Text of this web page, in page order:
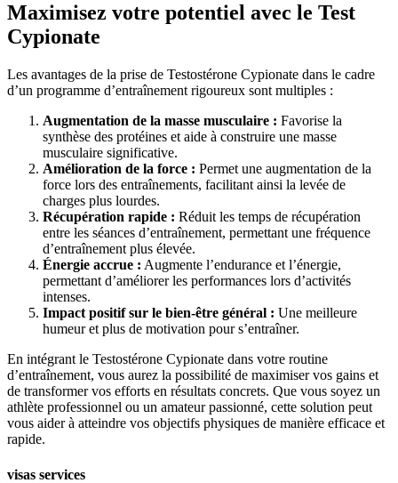
Maximisez votre potentiel avec le Test
Cypionate
Les avantages de la prise de Testostérone Cypionate dans le cadre
d’un programme d’entraînement rigoureux sont multiples :
Augmentation de la masse musculaire : Favorise la
synthèse des protéines et aide à construire une masse
musculaire significative.
Amélioration de la force : Permet une augmentation de la
force lors des entraînements, facilitant ainsi la levée de
charges plus lourdes.
Récupération rapide : Réduit les temps de récupération
entre les séances d’entraînement, permettant une fréquence
d’entraînement plus élevée.
Énergie accrue : Augmente l’endurance et l’énergie,
permettant d’améliorer les performances lors d’activités
intenses.
Impact positif sur le bien-être général : Une meilleure
humeur et plus de motivation pour s’entraîner.
En intégrant le Testostérone Cypionate dans votre routine
d’entraînement, vous aurez la possibilité de maximiser vos gains et
de transformer vos efforts en résultats concrets. Que vous soyez un
athlète professionnel ou un amateur passionné, cette solution peut
vous aider à atteindre vos objectifs physiques de manière efficace et
rapide.
visas services